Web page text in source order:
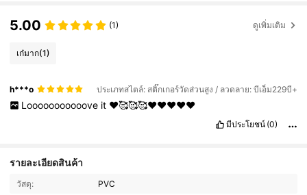
5.00 (1) ดูเพิ่มเติม
เก๋มาก(1)
h***o ประเภทสไตล์: สติ๊กเกอร์วัดส่วนสูง / ลวดลาย: บีเอ็ม229บี+
Looooooooooove it ❤️🥰🥰🥰❤️❤️❤️❤️❤️
มีประโยชน์ (0)
รายละเอียดสินค้า
วัสดุ: PVC
4.91
1.1K ผู้ติดตาม